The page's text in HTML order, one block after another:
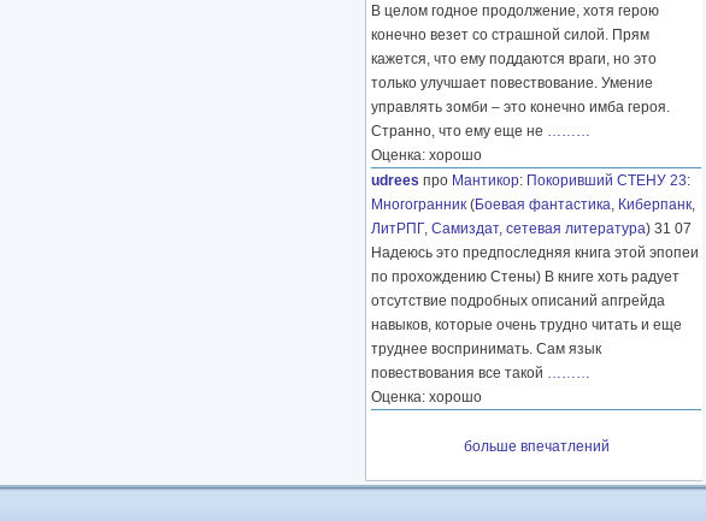
В целом годное продолжение, хотя герою
конечно везет со страшной силой. Прям
кажется, что ему поддаются враги, но это
только улучшает повествование. Умение
управлять зомби – это конечно имба героя.
Странно, что ему еще не ………
Оценка: хорошо
udrees про Мантикор: Покоривший СТЕНУ 23:
Многогранник (Боевая фантастика, Киберпанк,
ЛитРПГ, Самиздат, сетевая литература) 31 07
Надеюсь это предпоследняя книга этой эпопеи
по прохождению Стены) В книге хоть радует
отсутствие подробных описаний апгрейда
навыков, которые очень трудно читать и еще
труднее воспринимать. Сам язык
повествования все такой ………
Оценка: хорошо
больше впечатлений